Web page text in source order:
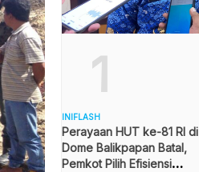
1
INIFLASH
Perayaan HUT ke-81 RI di
Dome Balikpapan Batal,
Pemkot Pilih Efisiensi